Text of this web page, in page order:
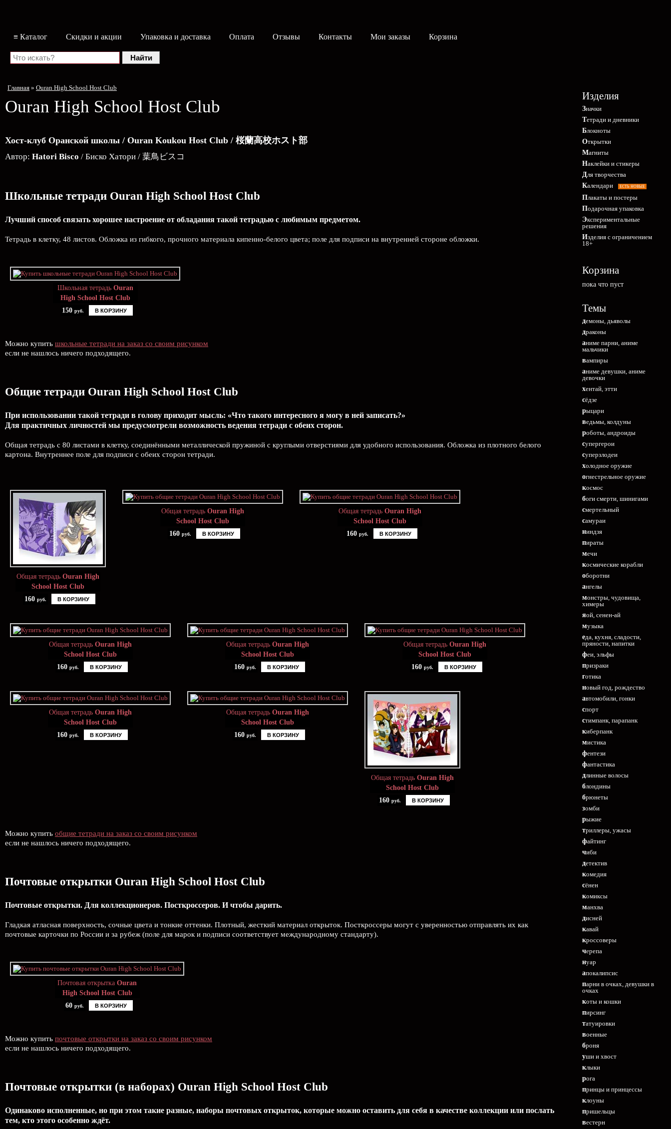
≡ Каталог Скидки и акции Упаковка и доставка Оплата Отзывы Контакты Мои заказы Корзина
Главная » Ouran High School Host Club
Ouran High School Host Club
Хост-клуб Оранской школы / Ouran Koukou Host Club / 桜蘭高校ホスト部
Автор: Hatori Bisco / Биско Хатори / 葉鳥ビスコ
Школьные тетради Ouran High School Host Club
Лучший способ связать хорошее настроение от обладания такой тетрадью c любимым предметом.
Тетрадь в клетку, 48 листов. Обложка из гибкого, прочного материала кипенно-белого цвета; поле для подписи на внутренней стороне обложки.
Школьная тетрадь Ouran
High School Host Club
150 руб. В КОРЗИНУ
Можно купить школьные тетради на заказ со своим рисунком
если не нашлось ничего подходящего.
Общие тетради Ouran High School Host Club
При использовании такой тетради в голову приходит мысль: «Что такого интересного я могу в ней записать?»
Для практичных личностей мы предусмотрели возможность ведения тетради с обеих сторон.
Общая тетрадь с 80 листами в клетку, соединёнными металлической пружиной с круглыми отверстиями для удобного использования. Обложка из плотного белого
картона. Внутреннее поле для подписи с обеих сторон тетради.
Общая тетрадь Ouran High
School Host Club
160 руб. В КОРЗИНУ
Общая тетрадь Ouran High
School Host Club
160 руб. В КОРЗИНУ
Общая тетрадь Ouran High
School Host Club
160 руб. В КОРЗИНУ
Общая тетрадь Ouran High
School Host Club
160 руб. В КОРЗИНУ
Общая тетрадь Ouran High
School Host Club
160 руб. В КОРЗИНУ
Общая тетрадь Ouran High
School Host Club
160 руб. В КОРЗИНУ
Общая тетрадь Ouran High
School Host Club
160 руб. В КОРЗИНУ
Общая тетрадь Ouran High
School Host Club
160 руб. В КОРЗИНУ
Общая тетрадь Ouran High
School Host Club
160 руб. В КОРЗИНУ
Можно купить общие тетради на заказ со своим рисунком
если не нашлось ничего подходящего.
Почтовые открытки Ouran High School Host Club
Почтовые открытки. Для коллекционеров. Посткроссеров. И чтобы дарить.
Гладкая атласная поверхность, сочные цвета и тонкие оттенки. Плотный, жесткий материал открыток. Посткроссеры могут с уверенностью отправлять их как
почтовые карточки по России и за рубеж (поле для марок и подписи соответствует международному стандарту).
Почтовая открытка Ouran
High School Host Club
60 руб. В КОРЗИНУ
Можно купить почтовые открытки на заказ со своим рисунком
если не нашлось ничего подходящего.
Почтовые открытки (в наборах) Ouran High School Host Club
Одинаково исполненные, но при этом такие разные, наборы почтовых открыток, которые можно оставить для себя в качестве коллекции или послать
тем, кто этого особенно ждёт.
Изделия
Значки
Тетради и дневники
Блокноты
Открытки
Магниты
Наклейки и стикеры
Для творчества
Календари
ЕСТЬ НОВЫЕ
Плакаты и постеры
Подарочная упаковка
Экспериментальные
решения
Изделия с ограничением
18+
Корзина
пока что пуст
Темы
демоны, дьяволы
драконы
аниме парни, аниме
мальчики
вампиры
аниме девушки, аниме
девочки
хентай, этти
сёдзе
рыцари
ведьмы, колдуны
роботы, андроиды
супергерои
суперзлодеи
холодное оружие
огнестрельное оружие
космос
боги смерти, шинигами
смертельный
самураи
ниндзя
пираты
мечи
космические корабли
оборотни
ангелы
монстры, чудовища,
химеры
яой, сенен-ай
музыка
еда, кухня, сладости,
пряности, напитки
феи, эльфы
призраки
готика
новый год, рождество
автомобили, гонки
спорт
стимпанк, парапанк
киберпанк
мистика
фентези
фантастика
длинные волосы
блондины
брюнеты
зомби
рыжие
триллеры, ужасы
файтинг
чиби
детектив
комедия
сёнен
комиксы
манхва
дисней
кавай
кроссоверы
черепа
нуар
апокалипсис
парни в очках, девушки в
очках
коты и кошки
пирсинг
татуировки
военные
броня
уши и хвост
клыки
рога
принцы и принцессы
клоуны
пришельцы
вестерн